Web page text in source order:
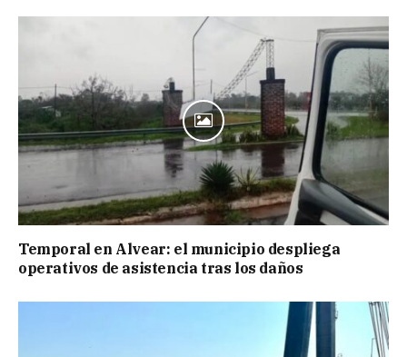
Temporal en Alvear: el municipio despliega
operativos de asistencia tras los daños